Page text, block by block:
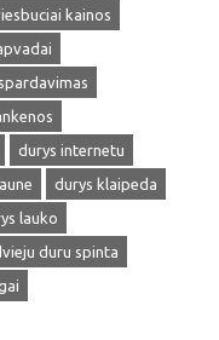
kainos
durys internetu
durys klaipeda
lauko
duru spinta